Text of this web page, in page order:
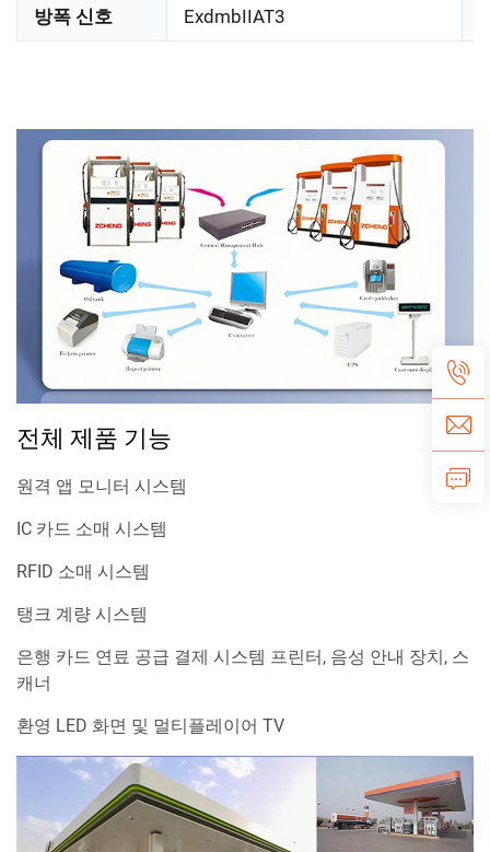
방폭 신호 ExdmbIIAT3
전체 제품 기능
원격 앱 모니터 시스템
IC 카드 소매 시스템
RFID 소매 시스템
탱크 계량 시스템
은행 카드 연료 공급 결제 시스템 프린터, 음성 안내 장치, 스
캐너
환영 LED 화면 및 멀티플레이어 TV